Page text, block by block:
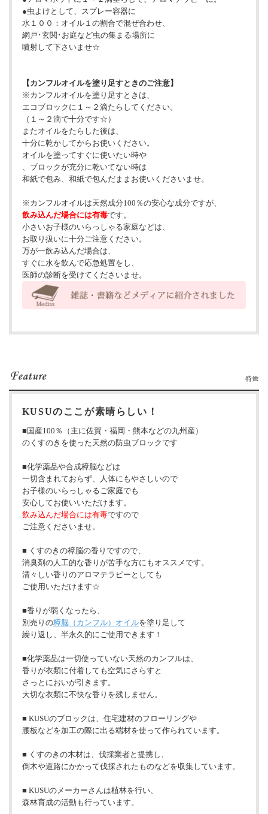
●虫よけとして、スプレー容器に
水１００：オイル１の割合で混ぜ合わせ、
網戸･玄関･お庭など虫の集まる場所に
噴射して下さいませ☆
【カンフルオイルを塗り足すときのご注意】
※カンフルオイルを塗り足すときは、
エコブロックに１～２滴たらしてください。
（１～２滴で十分です☆）
またオイルをたらした後は、
十分に乾かしてからお使いください。
オイルを塗ってすぐに使いたい時や
、ブロックが充分に乾いてない時は
和紙で包み、和紙で包んだままお使いくださいませ。
※カンフルオイルは天然成分100％の安心な成分ですが、
飲み込んだ場合には有毒です。
小さいお子様のいらっしゃる家庭などは、
お取り扱いに十分ご注意ください。
万が一飲み込んだ場合は、
すぐに水を飲んで応急処置をし、
医師の診断を受けてくださいませ。
KUSUのここが素晴らしい！
■国産100％（主に佐賀・福岡・熊本などの九州産）
のくすのきを使った天然の防虫ブロックです
■化学薬品や合成樟脳などは
一切含まれておらず、人体にもやさしいので
お子様のいらっしゃるご家庭でも
安心してお使いいただけます。
飲み込んだ場合には有毒ですので
ご注意くださいませ。
■ くすのきの樟脳の香りですので、
消臭剤の人工的な香りが苦手な方にもオススメです。
清々しい香りのアロマテラピーとしても
ご使用いただけます☆
■香りが弱くなったら、
別売りの樟脳（カンフル）オイルを塗り足して
繰り返し、半永久的にご使用できます！
■化学薬品は一切使っていない天然のカンフルは、
香りが衣類に付着しても空気にさらすと
さっとにおいが引きます。
大切な衣類に不快な香りを残しません。
■ KUSUのブロックは、住宅建材のフローリングや
腰板などを加工の際に出る端材を使って作られています。
■ くすのきの木材は、伐採業者と提携し、
倒木や道路にかかって伐採されたものなどを収集しています。
■ KUSUのメーカーさんは植林を行い、
森林育成の活動も行っています。